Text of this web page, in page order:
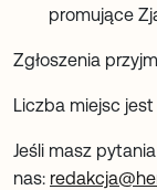
promujące
Zgłoszenia
Liczba miejsc
Jeśli masz
nas: